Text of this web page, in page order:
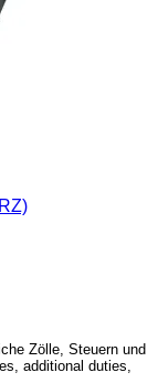
Zölle, Steuern und
additional duties,